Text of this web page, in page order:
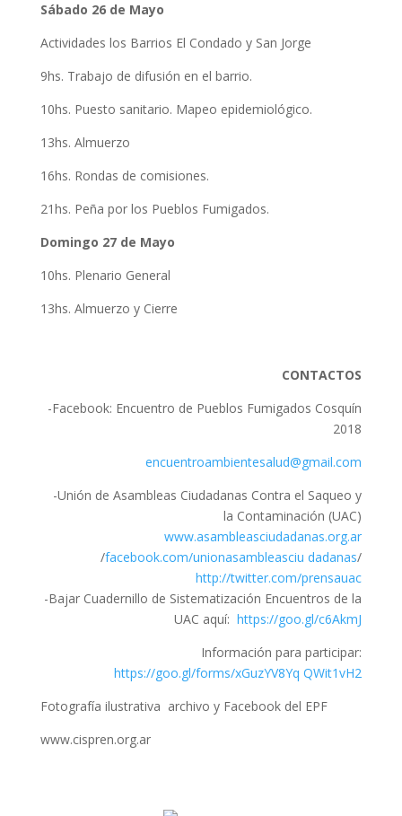
Sábado 26 de Mayo
Actividades los Barrios El Condado y San Jorge
9hs. Trabajo de difusión en el barrio.
10hs. Puesto sanitario. Mapeo epidemiológico.
13hs. Almuerzo
16hs. Rondas de comisiones.
21hs. Peña por los Pueblos Fumigados.
Domingo 27 de Mayo
10hs. Plenario General
13hs. Almuerzo y Cierre
CONTACTOS
-Facebook: Encuentro de Pueblos Fumigados Cosquín
2018
encuentroambientesalud@gmail.com
-Unión de Asambleas Ciudadanas Contra el Saqueo y
la Contaminación (UAC)
www.asambleasciudadanas.org.ar
/facebook.com/unionasambleasciu dadanas/
http://twitter.com/prensauac
-Bajar Cuadernillo de Sistematización Encuentros de la
UAC aquí:https://goo.gl/c6AkmJ
Información para participar:
https://goo.gl/forms/xGuzYV8Yq QWit1vH2
Fotografía ilustrativa archivo y Facebook del EPF
www.cispren.org.ar